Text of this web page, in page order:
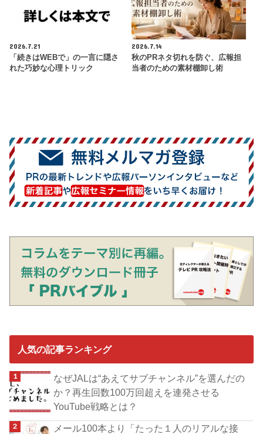
2026.7.21
「続きはWEBで」の一言に隠さ
れた巧妙な心理トリック
2026.7.14
秋のPRネタ切れを防ぐ、広報担
当者のための素材棚卸し術
人気の記事ランキング
なぜJALは“あえてサブチャンネル”を選んだの
か？再生回数100万回超えを連発させる
YouTube戦略とは？
メール100本より「たった１人のリアルな接